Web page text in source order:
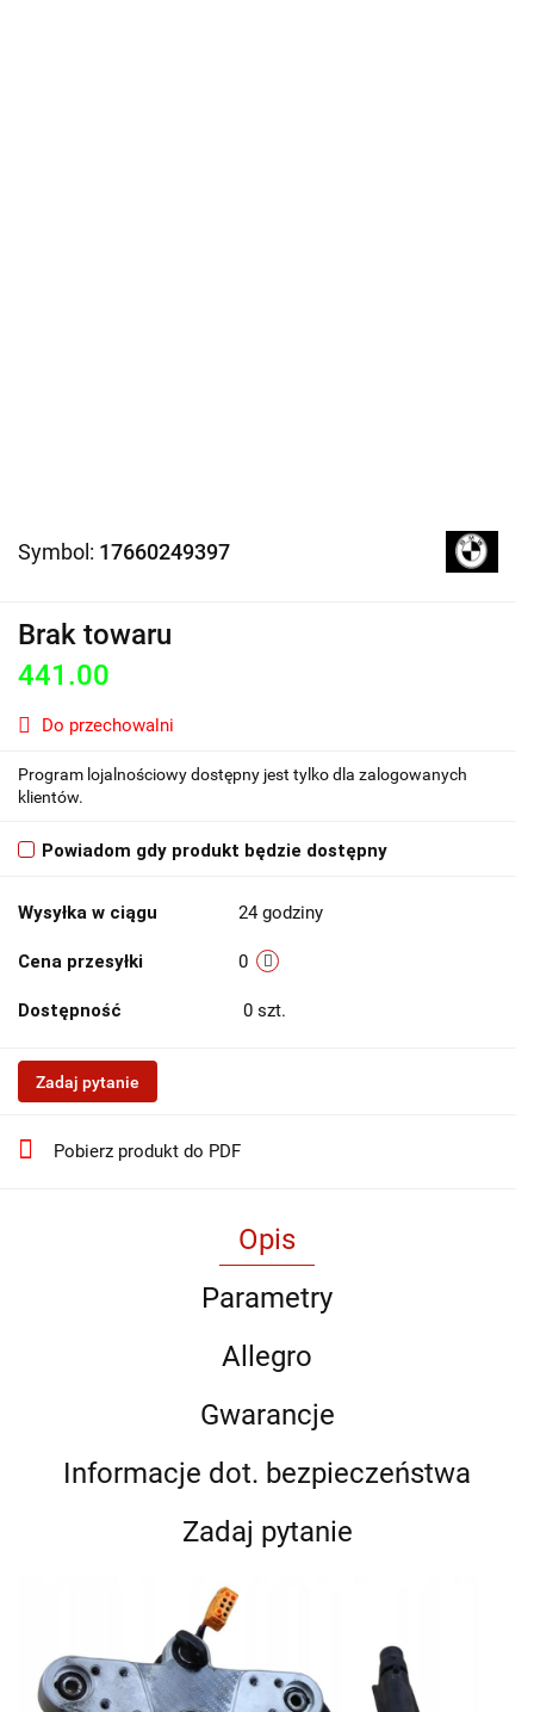
Symbol: 17660249397
Brak towaru
441.00
Do przechowalni
Program lojalnościowy dostępny jest tylko dla zalogowanych
klientów.
Powiadom gdy produkt będzie dostępny
Wysyłka w ciągu 24 godziny
Cena przesyłki 0
Dostępność 0 szt.
Zadaj pytanie
Pobierz produkt do PDF
Opis
Parametry
Allegro
Gwarancje
Informacje dot. bezpieczeństwa
Zadaj pytanie